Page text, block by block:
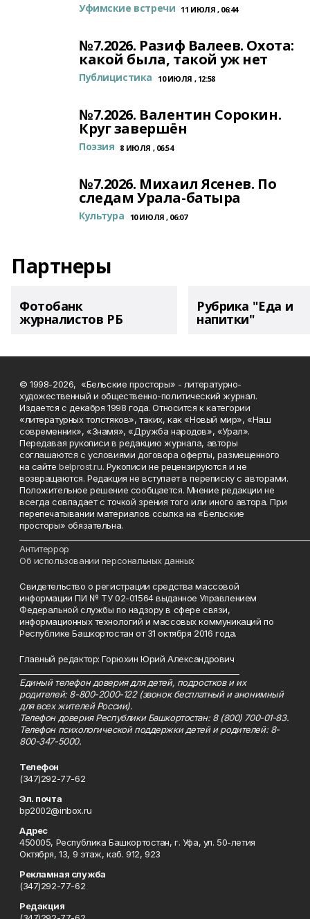
Уфимские встречи 11 ИЮЛЯ , 06:44
№7.2026. Разиф Валеев. Охота:
какой была, такой уж нет
Публицистика 10 ИЮЛЯ , 12:58
№7.2026. Валентин Сорокин.
Круг завершён
Поэзия 8 ИЮЛЯ , 06:54
№7.2026. Михаил Ясенев. По
следам Урала-батыра
Культура 10 ИЮЛЯ , 06:07
Партнеры
Фотобанк
журналистов РБ
Рубрика "Еда и
напитки"
© 1998-2026, «Бельские просторы» - литературно-
художественный и общественно-политический журнал.
Издается с декабря 1998 года. Относится к категории
«литературных толстяков», таких, как «Новый мир», «Наш
современник», «Знамя», «Дружба народов», «Урал».
Передавая рукописи в редакцию журнала, авторы
соглашаются с условиями договора оферты, размещенного
на сайтеbelprost.ru. Рукописи не рецензируются и не
возвращаются. Редакция не вступает в переписку с авторами.
Положительное решение сообщается. Мнение редакции не
всегда совпадает с точкой зрения того или иного автора. При
перепечатывании материалов ссылка на «Бельские
просторы» обязательна.
Антитеррор
Об использовании персональных данных
Свидетельство о регистрации средства массовой
информации ПИ № ТУ 02-01564 выданное Управлением
Федеральной службы по надзору в сфере связи,
информационных технологий и массовых коммуникаций по
Республике Башкортостан от 31 октября 2016 года.
Главный редактор: Горюхин Юрий Александрович
Единый телефон доверия для детей, подростков и их
родителей: 8-800-2000-122 (звонок бесплатный и анонимный
для всех жителей России).
Телефон доверия Республики Башкортостан: 8 (800) 700-01-83.
Телефон психологической поддержки детей и родителей: 8-
800-347-5000.
Телефон
(347)292-77-62
Эл. почта
bp2002@inbox.ru
Адрес
450005, Республика Башкортостан, г. Уфа, ул. 50-летия
Октября, 13, 9 этаж, каб. 912, 923
Рекламная служба
(347)292-77-62
Редакция